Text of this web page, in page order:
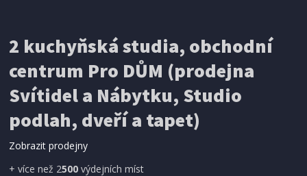
199 Kč Přidat do košíku
SÍŤ PROTI HMYZU
ProGarden KO-CY5910600 Síť proti hmyzu do
dveří magnetická 210 x 100 cm
2 kuchyňská studia, obchodní
centrum Pro DŮM (prodejna
Svítidel a Nábytku, Studio
podlah, dveří a tapet)
Zobrazit prodejny
+ více než 2500 výdejních míst